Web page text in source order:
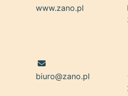
www.zano.pl
biuro@zano.pl